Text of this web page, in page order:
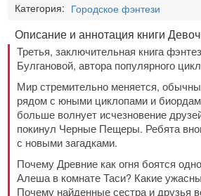
Категория: Городское фэнтези
Описание и аннотация книги
Третья, заключительная книга
Булгановой, автора популярного
Мир стремительно меняется,
рядом с юными циклопами и
больше волнует исчезновение
покинул Черные Пещеры. Ребята
с новыми загадками.
Почему Древние как огня боятся
Алеша в комнате Таси? Какие
Почему найденные сестра и друзья